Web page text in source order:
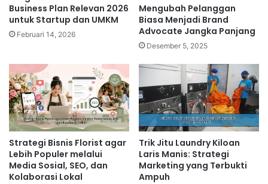
Business Plan Relevan 2026
untuk Startup dan UMKM
Februari 14, 2026
Mengubah Pelanggan
Biasa Menjadi Brand
Advocate Jangka Panjang
Desember 5, 2025
Strategi Bisnis Florist agar
Lebih Populer melalui
Media Sosial, SEO, dan
Kolaborasi Lokal
Trik Jitu Laundry Kiloan
Laris Manis: Strategi
Marketing yang Terbukti
Ampuh